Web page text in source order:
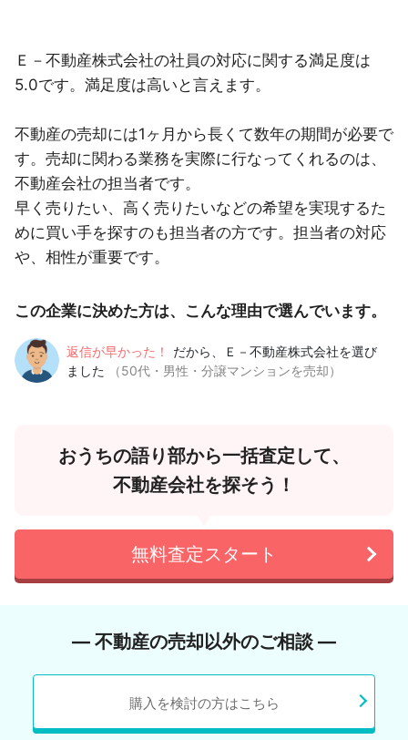
Ｅ－不動産株式会社の社員の対応に関する満足度は
5.0です。満足度は高いと言えます。
不動産の売却には1ヶ月から長くて数年の期間が必要で
す。売却に関わる業務を実際に行なってくれるのは、
不動産会社の担当者です。
早く売りたい、高く売りたいなどの希望を実現するた
めに買い手を探すのも担当者の方です。担当者の対応
や、相性が重要です。
この企業に決めた方は、こんな理由で選んでいます。
返信が早かった！
だから、Ｅ－不動産株式会社を選び
ました
（50代・男性・分譲マンションを売却）
おうちの語り部から一括査定して、
不動産会社を探そう！
無料査定スタート
― 不動産の売却以外のご相談 ―
購入を検討の方はこちら